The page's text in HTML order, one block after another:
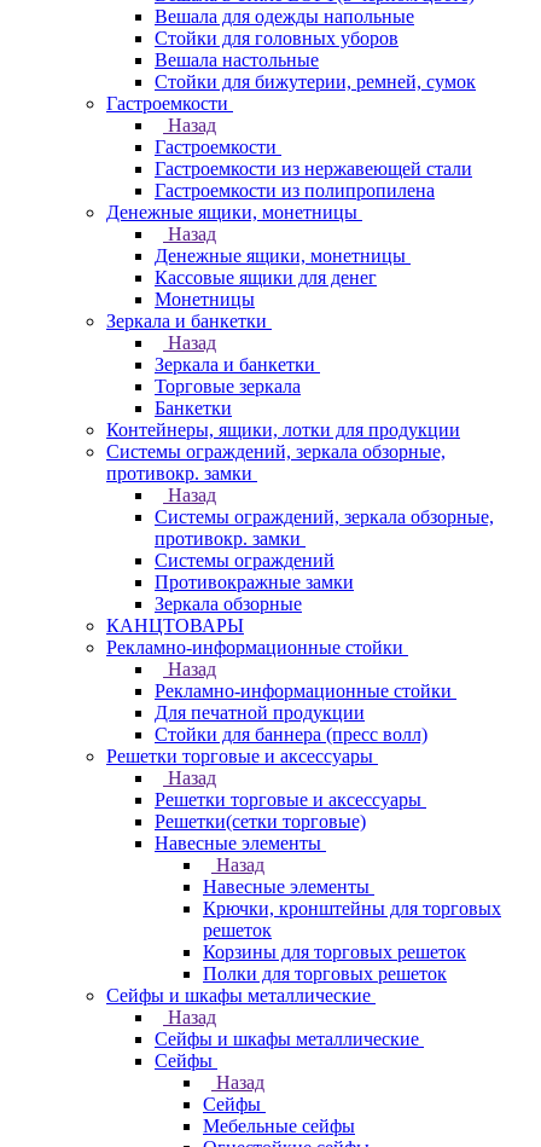
Вешала для одежды напольные
Стойки для головных уборов
Вешала настольные
Cтойки для бижутерии, ремней, сумок
Гастроемкости
Назад
Гастроемкости
Гастроемкости из нержавеющей стали
Гастроемкости из полипропилена
Денежные ящики, монетницы
Назад
Денежные ящики, монетницы
Кассовые ящики для денег
Монетницы
Зеркала и банкетки
Назад
Зеркала и банкетки
Торговые зеркала
Банкетки
Контейнеры, ящики, лотки для продукции
Системы ограждений, зеркала обзорные,
противокр. замки
Назад
Системы ограждений, зеркала обзорные,
противокр. замки
Системы ограждений
Противокражные замки
Зеркала обзорные
КАНЦТОВАРЫ
Рекламно-информационные стойки
Назад
Рекламно-информационные стойки
Для печатной продукции
Стойки для баннера (пресс волл)
Решетки торговые и аксессуары
Назад
Решетки торговые и аксессуары
Решетки(сетки торговые)
Навесные элементы
Назад
Навесные элементы
Крючки, кронштейны для торговых
решеток
Корзины для торговых решеток
Полки для торговых решеток
Сейфы и шкафы металлические
Назад
Сейфы и шкафы металлические
Сейфы
Назад
Сейфы
Мебельные сейфы